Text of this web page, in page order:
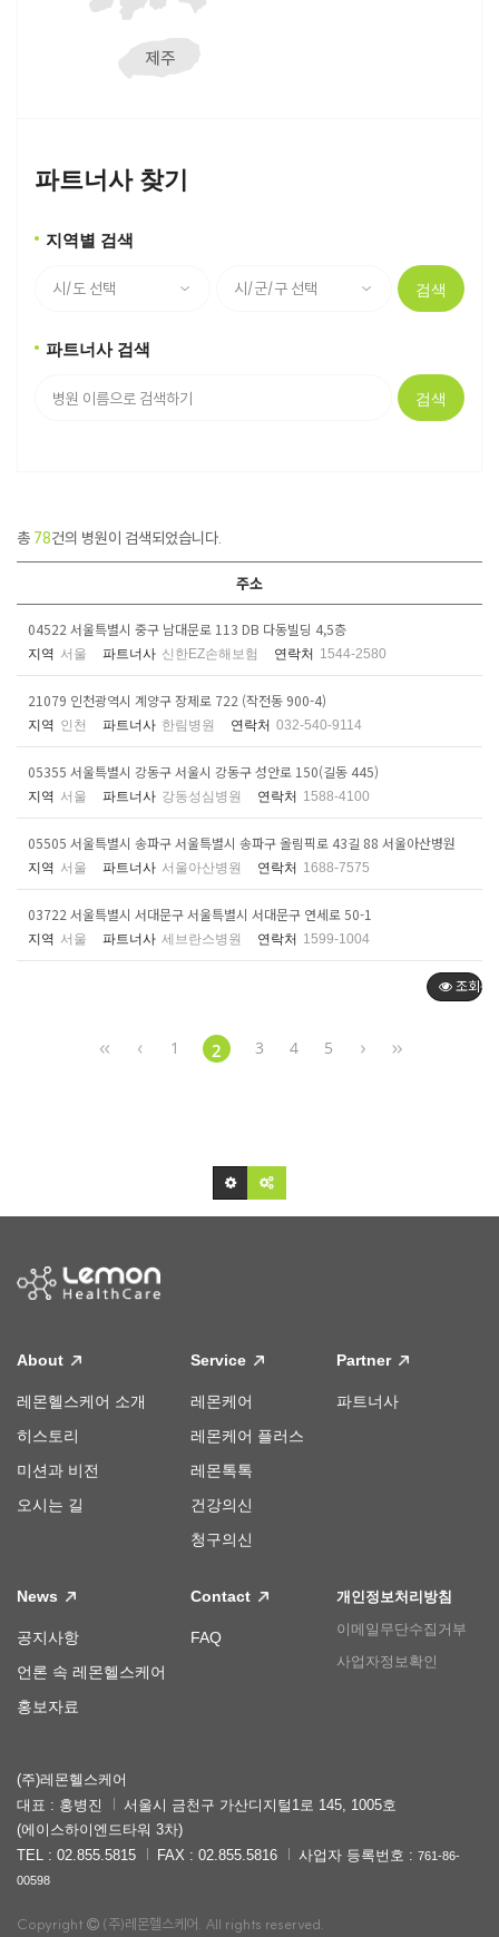
파트너사 찾기
지역별 검색
검색
파트너사 검색
검색
총 78건의 병원이 검색되었습니다.
주소
04522 서울특별시 중구 남대문로 113 DB 다동빌딩 4,5층
지역 서울 파트너사 신한EZ손해보험 연락처 1544-2580
21079 인천광역시 계양구 장제로 722 (작전동 900-4)
지역 인천 파트너사 한림병원 연락처 032-540-9114
05355 서울특별시 강동구 서울시 강동구 성안로 150(길동 445)
지역 서울 파트너사 강동성심병원 연락처 1588-4100
05505 서울특별시 송파구 서울특별시 송파구 올림픽로 43길 88 서울아산병원
지역 서울 파트너사 서울아산병원 연락처 1688-7575
03722 서울특별시 서대문구 서울특별시 서대문구 연세로 50-1
지역 서울 파트너사 세브란스병원 연락처 1599-1004
조회순
1 2 3 4 5
About
레몬헬스케어 소개
히스토리
미션과 비전
오시는 길
Service
레몬케어
레몬케어 플러스
레몬톡톡
건강의신
청구의신
Partner
파트너사
News
공지사항
언론 속 레몬헬스케어
홍보자료
Contact
FAQ
개인정보처리방침
이메일무단수집거부
사업자정보확인
(주)레몬헬스케어
대표 : 홍병진
서울시 금천구 가산디지털1로 145, 1005호
(에이스하이엔드타워 3차)
TEL : 02.855.5815
FAX : 02.855.5816 사업자 등록번호 : 761-86-
00598
Copyright (주)레몬헬스케어. All rights reserved.